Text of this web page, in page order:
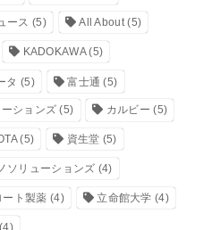
ース (5) All About(5)
KADOKAWA(5)
タ (5) 富士通 (5)
ションズ (5) カルビー (5)
(5) 資生堂 (5)
ソリューションズ (4)
ート製薬 (4) 立命館大学 (4)
(4)